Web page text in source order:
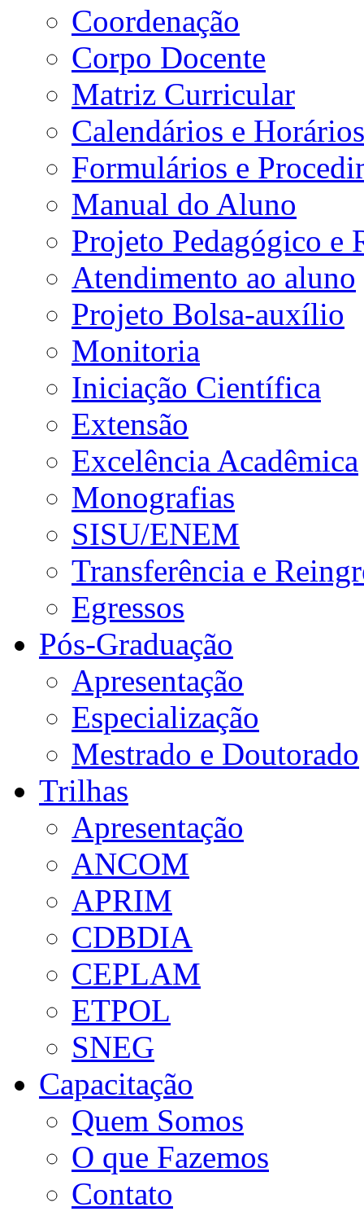
Coordenação
Corpo Docente
Matriz Curricular
Calendários e Horários
Formulários e
Manual do Aluno
Projeto Pedagógico e
Atendimento ao aluno
Projeto Bolsa-auxílio
Monitoria
Iniciação Científica
Extensão
Excelência Acadêmica
Monografias
SISU/ENEM
Transferência e
Egressos
Pós-Graduação
Apresentação
Especialização
Mestrado e Doutorado
Trilhas
Apresentação
ANCOM
APRIM
CDBDIA
CEPLAM
ETPOL
SNEG
Capacitação
Quem Somos
O que Fazemos
Contato